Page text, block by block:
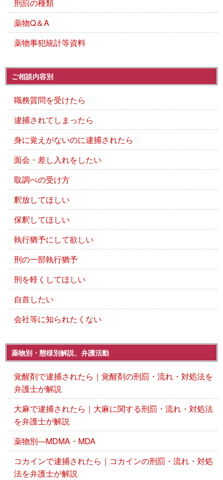
刑罰の種類
薬物Q＆A
薬物事犯統計等資料
ご相談内容別
職務質問を受けたら
逮捕されてしまったら
身に覚えがないのに逮捕されたら
面会・差し入れをしたい
取調べの受け方
釈放してほしい
保釈してほしい
執行猶予にして欲しい
刑の一部執行猶予
刑を軽くしてほしい
自首したい
会社等に知られたくない
薬物別・態様別解説、弁護活動
覚醒剤で逮捕されたら｜覚醒剤の刑罰・流れ・対処法を
弁護士が解説
大麻で逮捕されたら｜大麻に関する刑罰・流れ・対処法
を弁護士が解説
薬物別―MDMA・MDA
コカインで逮捕されたら｜コカインの刑罰・流れ・対処
法を弁護士が解説